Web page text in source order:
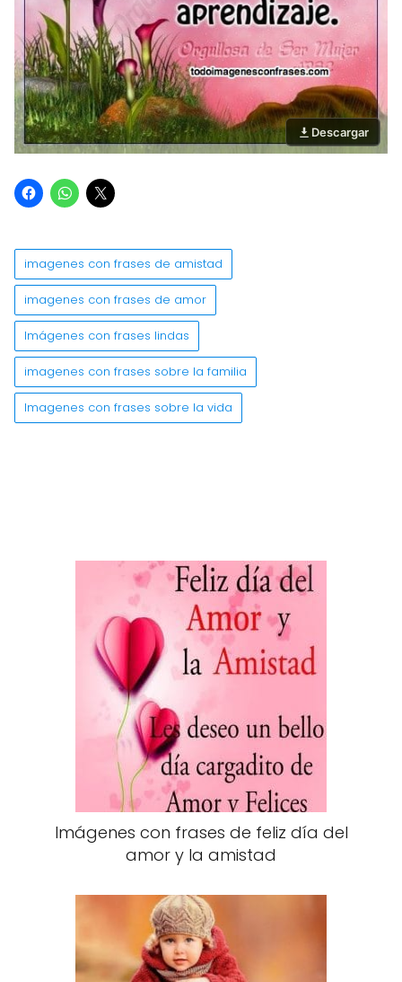
Descargar
imagenes con frases de amistad
imagenes con frases de amor
Imágenes con frases lindas
imagenes con frases sobre la familia
Imagenes con frases sobre la vida
Imágenes con frases de feliz día del
amor y la amistad